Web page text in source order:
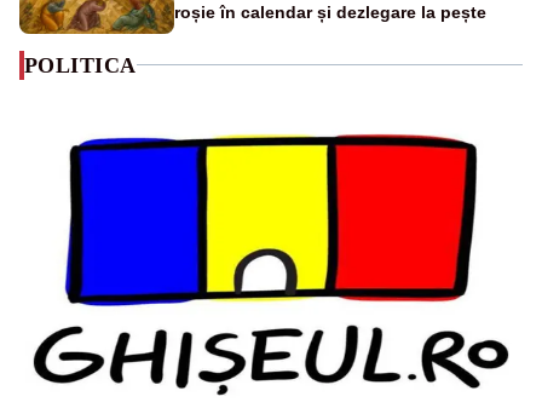
roșie în calendar și dezlegare la pește
POLITICA